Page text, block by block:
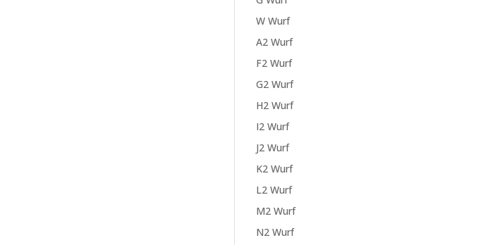
W Wurf
A2 Wurf
F2 Wurf
G2 Wurf
H2 Wurf
I2 Wurf
J2 Wurf
K2 Wurf
L2 Wurf
M2 Wurf
N2 Wurf